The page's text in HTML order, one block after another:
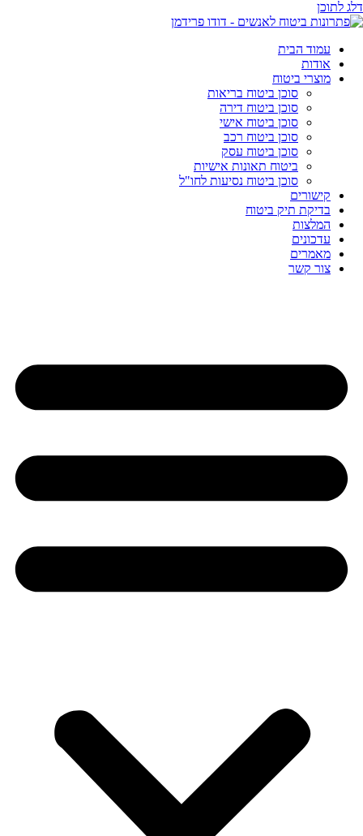
דלג לתוכן
עמוד הבית
אודות
מוצרי ביטוח
סוכן ביטוח בריאות
סוכן ביטוח דירה
סוכן ביטוח אישי
סוכן ביטוח רכב
סוכן ביטוח עסק
ביטוח תאונות אישיות
סוכן ביטוח נסיעות לחו"ל
קישורים
בדיקת תיק ביטוח
המלצות
עדכונים
מאמרים
צור קשר